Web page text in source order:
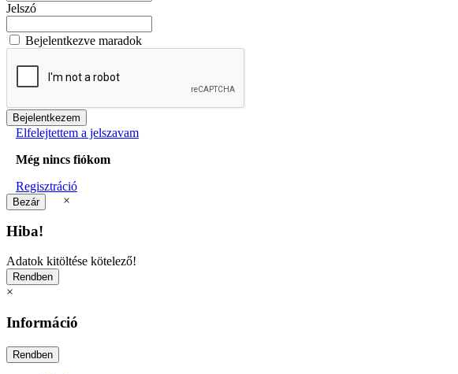
Jelszó
Bejelentkezve maradok
Elfelejtettem a jelszavam
Még nincs fiókom
Regisztráció
×
Hiba!
Adatok kitöltése kötelező!
×
Információ